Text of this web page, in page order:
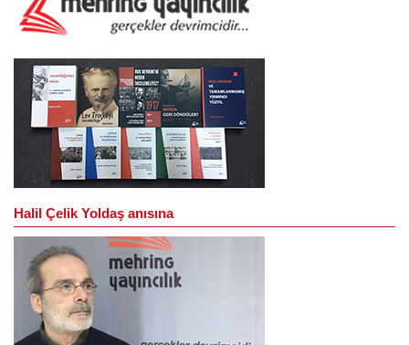
Halil Çelik Yoldaş anısına